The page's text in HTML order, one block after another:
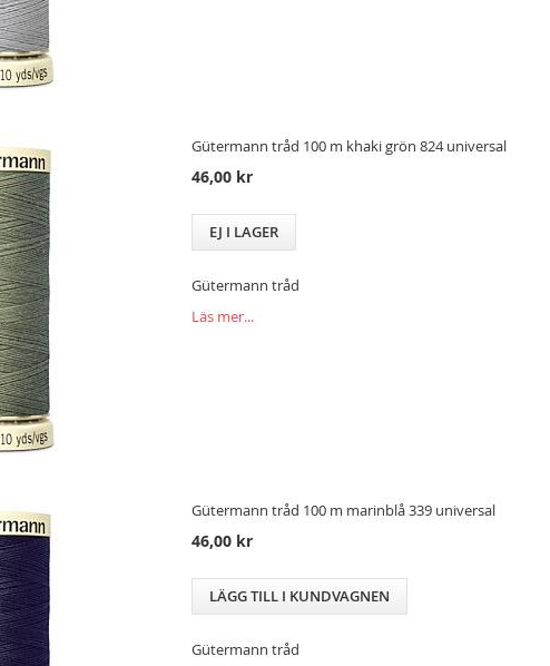
Gütermann tråd 100 m khaki grön 824 universal
46,00 kr
EJ I LAGER
Gütermann tråd
Läs mer...
Gütermann tråd 100 m marinblå 339 universal
46,00 kr
LÄGG TILL I KUNDVAGNEN
Gütermann tråd